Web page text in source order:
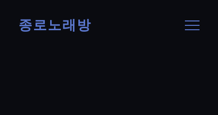
종로노래방